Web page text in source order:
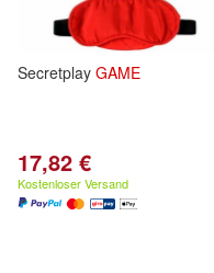
Secretplay GAME
17,82 €
Kostenloser Versand